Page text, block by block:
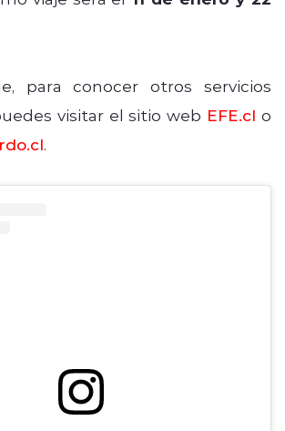
para conocer otros servicios
visitar el sitio web EFE.cl o
.